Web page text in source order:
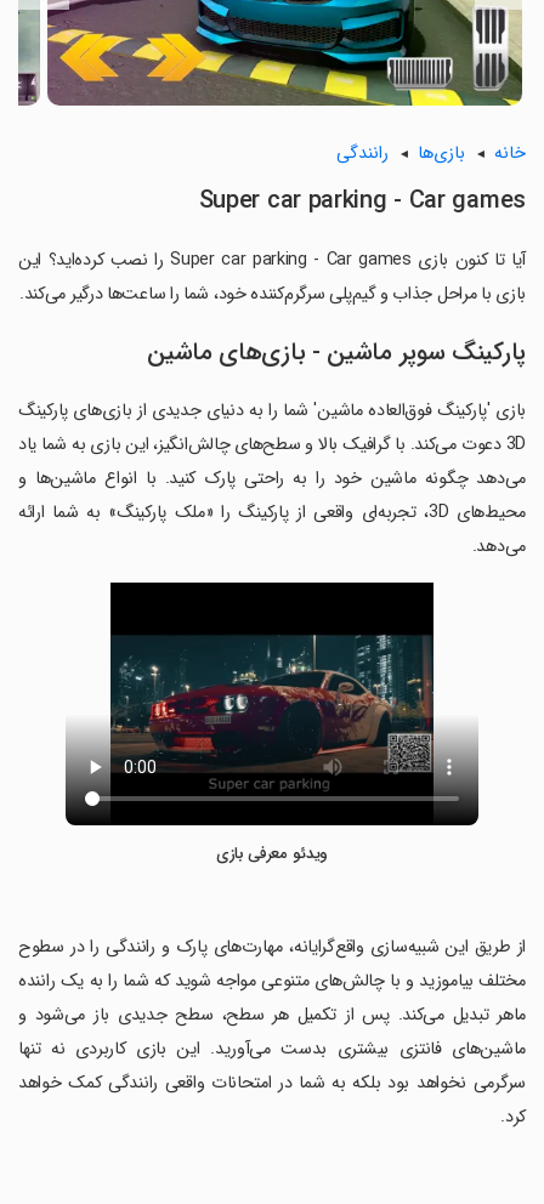
خانه بازی‌ها رانندگی
Super car parking - Car games
آیا تا کنون بازی Super car parking - Car games را نصب کرده‌اید؟ این
بازی با مراحل جذاب و گیم‌پلی سرگرم‌کننده خود، شما را ساعت‌ها درگیر می‌کند.
پارکینگ سوپر ماشین - بازی‌های ماشین
بازی 'پارکینگ فوق‌العاده ماشین' شما را به دنیای جدیدی از بازی‌های پارکینگ
3D دعوت می‌کند. با گرافیک بالا و سطح‌های چالش‌انگیز، این بازی به شما یاد
می‌دهد چگونه ماشین خود را به راحتی پارک کنید. با انواع ماشین‌ها و
محیط‌های 3D، تجربه‌ای واقعی از پارکینگ را «ملک پارکینگ» به شما ارائه
می‌دهد.
ویدئو معرفی بازی
‏از طریق این شبیه‌سازی واقع‌گرایانه، مهارت‌های پارک و رانندگی را در سطوح
مختلف بیاموزید و با چالش‌های متنوعی مواجه شوید که شما را به یک راننده
ماهر تبدیل می‌کند. پس از تکمیل هر سطح، سطح جدیدی باز می‌شود و
ماشین‌های فانتزی بیشتری بدست می‌آورید. این بازی کاربردی نه تنها
سرگرمی نخواهد بود بلکه به شما در امتحانات واقعی رانندگی کمک خواهد
کرد.